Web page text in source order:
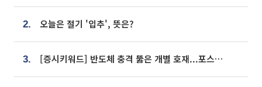
2. 오늘은 절기 '입추', 뜻은?
3. [증시키워드] 반도체 충격 뚫은 개별 호재...포스코퓨처엠·에코프로·한화솔루션 '눈길'